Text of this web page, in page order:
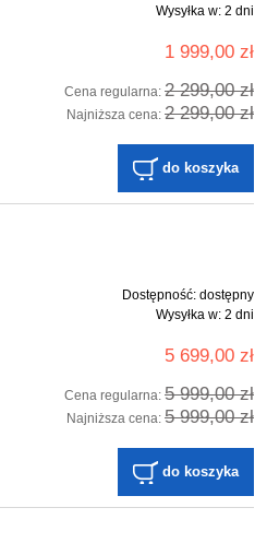
Wysyłka w: 2 dni
1 999,00 zł
Cena regularna: 2 299,00 zł
Najniższa cena: 2 299,00 zł
do koszyka
Dostępność: dostępny
Wysyłka w: 2 dni
5 699,00 zł
Cena regularna: 5 999,00 zł
Najniższa cena: 5 999,00 zł
do koszyka